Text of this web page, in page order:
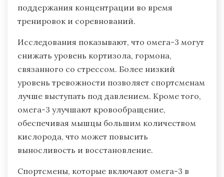
поддержания концентрации во время
тренировок и соревнований.
Исследования показывают, что омега-3 могут
снижать уровень кортизола, гормона,
связанного со стрессом. Более низкий
уровень тревожности позволяет спортсменам
лучше выступать под давлением. Кроме того,
омега-3 улучшают кровообращение,
обеспечивая мышцы большим количеством
кислорода, что может повысить
выносливость и восстановление.
Спортсмены, которые включают омега-3 в